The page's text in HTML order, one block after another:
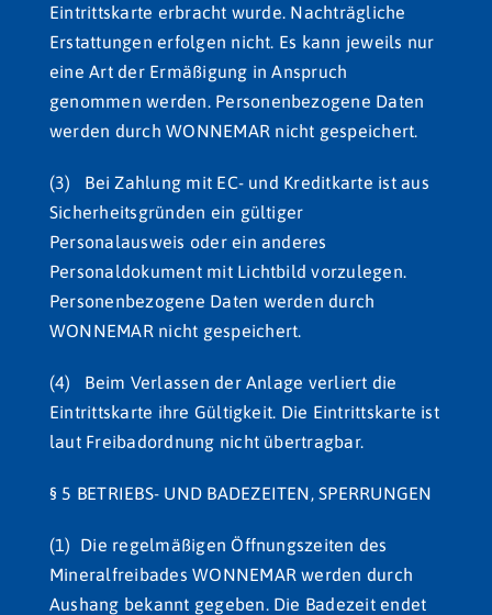
Eintrittskarte erbracht wurde. Nachträgliche
Erstattungen erfolgen nicht. Es kann jeweils nur
eine Art der Ermäßigung in Anspruch
genommen werden. Personenbezogene Daten
werden durch WONNEMAR nicht gespeichert.
(3) Bei Zahlung mit EC- und Kreditkarte ist aus
Sicherheitsgründen ein gültiger
Personalausweis oder ein anderes
Personaldokument mit Lichtbild vorzulegen.
Personenbezogene Daten werden durch
WONNEMAR nicht gespeichert.
(4) Beim Verlassen der Anlage verliert die
Eintrittskarte ihre Gültigkeit. Die Eintrittskarte ist
laut Freibadordnung nicht übertragbar.
§ 5 BETRIEBS- UND BADEZEITEN, SPERRUNGEN
(1) Die regelmäßigen Öffnungszeiten des
Mineralfreibades WONNEMAR werden durch
Aushang bekannt gegeben. Die Badezeit endet